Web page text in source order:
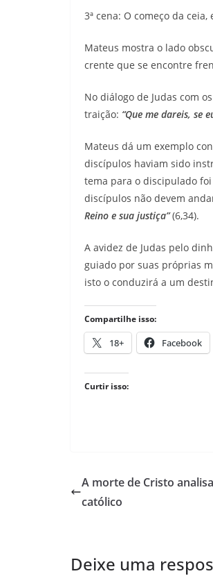
3ª cena: O começo da
Mateus mostra o lado
crente que se encontre
No diálogo de Judas com
traição: “Que me dareis, se
Mateus dá um exemplo
discípulos haviam sido
tema para o discipulado foi
discípulos não devem
Reino e sua justiça”(6,34).
A avidez de Judas pelo
guiado por suas próprias
isto o conduzirá a um
Compartilhe isso:
18+ Facebook
Curtir isso:
A morte de Cristo
católico
Deixe uma